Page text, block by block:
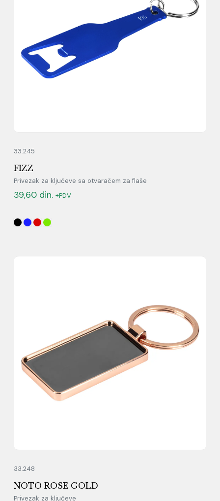
33.245
FIZZ
Privezak za ključeve sa otvaračem za flaše
39,60 din. +PDV
33.248
NOTO ROSE GOLD
Privezak za ključeve